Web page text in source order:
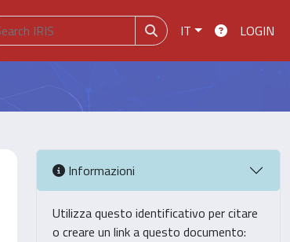
IT LOGIN
Informazioni
Utilizza questo identificativo per citare
o creare un link a questo documento: